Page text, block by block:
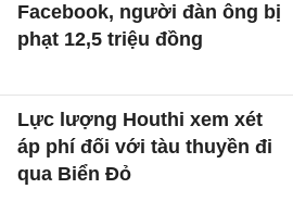
Facebook, người đàn ông bị
phạt 12,5 triệu đồng
Lực lượng Houthi xem xét
áp phí đối với tàu thuyền đi
qua Biển Đỏ